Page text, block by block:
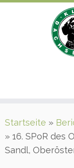
Inhalt
springen
Startseite »
» 16. SPoR des
Sandl,